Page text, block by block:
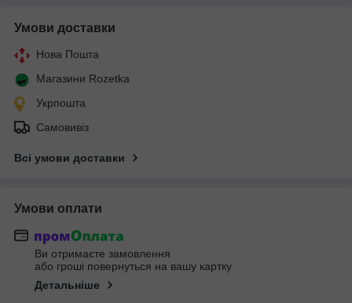
Умови доставки
Нова Пошта
Магазини Rozetka
Укрпошта
Самовивіз
Всі умови доставки
Умови оплати
Ви отримаєте замовлення
або гроші повернуться на вашу картку
Детальніше